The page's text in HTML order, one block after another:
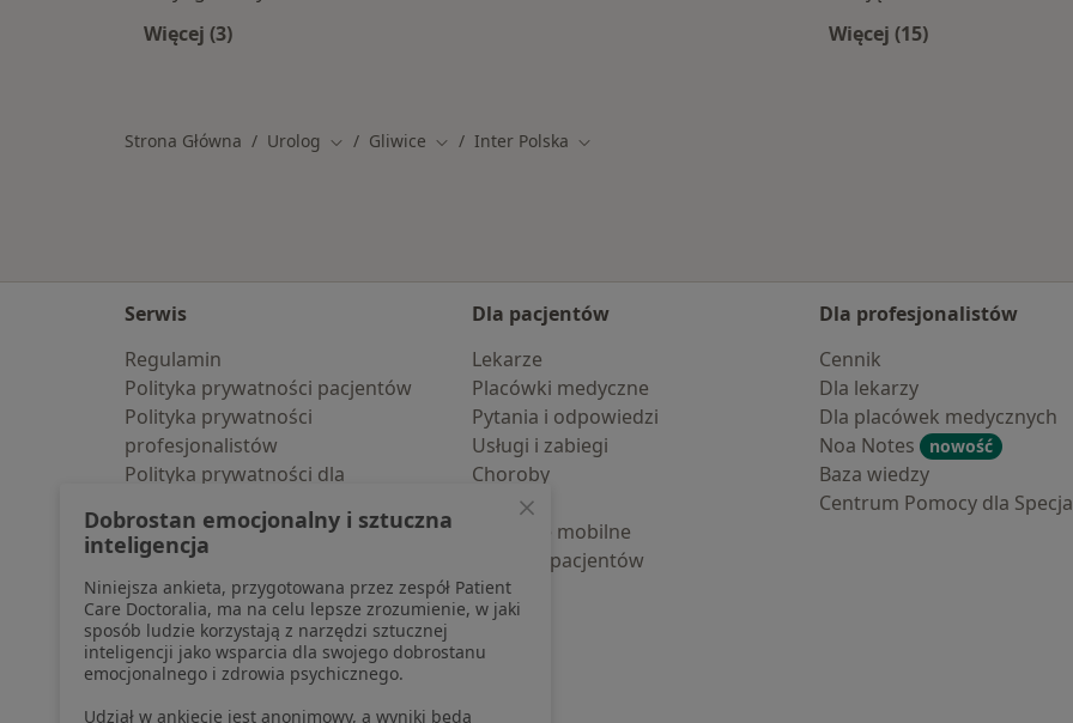
Więcej (3)
Więcej (15)
Strona Główna Urolog Zmień miasto
Gliwice Zmień miasto
Inter Polska Zmień miasto
Serwis
Regulamin
Polityka prywatności pacjentów
Polityka prywatności
profesjonalistów
Polityka prywatności dla
pozyskaliśmy samodzielnie
Polityka cookies
Jak działają wyniki wyszukiwania
Dostępność
O nas
Praca Rekrutujemy!
Partnerzy
Dla pacjentów
Lekarze
Placówki medyczne
Pytania i odpowiedzi
Usługi i zabiegi
Choroby
Pomoc
Aplikacje mobilne
Blog dla pacjentów
Dla profesjonalistów
Cennik
Dla lekarzy
Dla placówek medycznych
Noa Notes
nowość
Baza wiedzy
Centrum Pomocy dla
Dobrostan emocjonalny i sztuczna
inteligencja
Niniejsza ankieta, przygotowana przez zespół Patient
Care Doctoralia, ma na celu lepsze zrozumienie, w jaki
sposób ludzie korzystają z narzędzi sztucznej
inteligencji jako wsparcia dla swojego dobrostanu
emocjonalnego i zdrowia psychicznego.
Udział w ankiecie jest anonimowy, a wyniki będą